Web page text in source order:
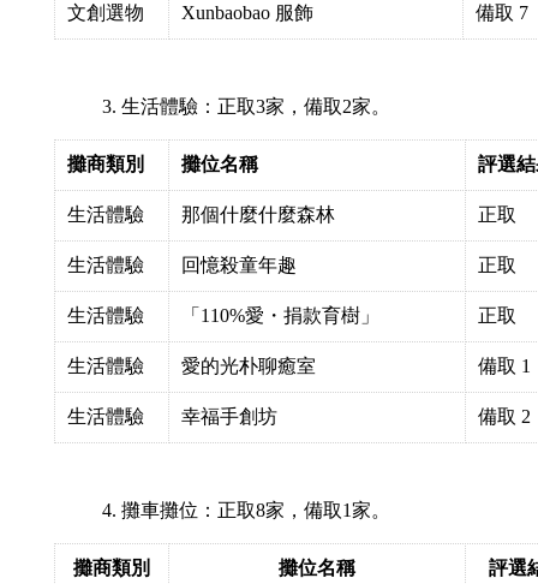
文創選物 Xunbaobao 服飾 備取 7
生活體驗：正取3家，備取2家。
攤商類別 攤位名稱 評選
生活體驗 那個什麼什麼森林 正取
生活體驗 回憶殺童年趣 正取
生活體驗 「110%愛・捐款育樹」 正取
生活體驗 愛的光朴聊癒室 備取 1
生活體驗 幸福手創坊 備取 2
攤車攤位：正取8家，備取1家。
攤商類別 攤位名稱 評選